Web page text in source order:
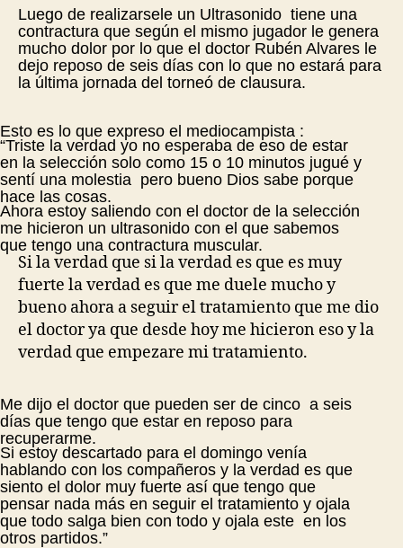
Luego de realizarsele un Ultrasonido tiene una
contractura que según el mismo jugador le genera
mucho dolor por lo que el doctor Rubén Alvares le
dejo reposo de seis días con lo que no estará para
la última jornada del torneó de clausura.
Esto es lo que expreso el mediocampista :
“Triste la verdad yo no esperaba de eso de estar
en la selección solo como 15 o 10 minutos jugué y
sentí una molestia pero bueno Dios sabe porque
hace las cosas.
Ahora estoy saliendo con el doctor de la selección
me hicieron un ultrasonido con el que sabemos
que tengo una contractura muscular.
Si la verdad que si la verdad es que es muy
fuerte la verdad es que me duele mucho y
bueno ahora a seguir el tratamiento que me dio
el doctor ya que desde hoy me hicieron eso y la
verdad que empezare mi tratamiento.
Me dijo el doctor que pueden ser de cinco a seis
días que tengo que estar en reposo para
recuperarme.
Si estoy descartado para el domingo venía
hablando con los compañeros y la verdad es que
siento el dolor muy fuerte así que tengo que
pensar nada más en seguir el tratamiento y ojala
que todo salga bien con todo y ojala este en los
otros partidos.”